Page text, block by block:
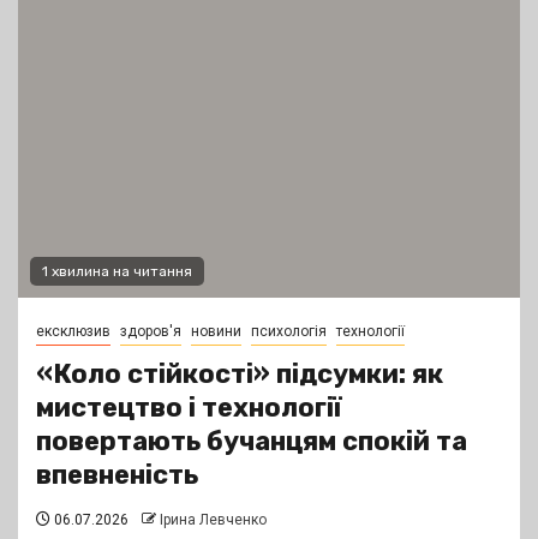
1 хвилина на читання
ексклюзив здоров'я новини психологія технології
«Коло стійкості» підсумки: як
мистецтво і технології
повертають бучанцям спокій та
впевненість
06.07.2026 Ірина Левченко